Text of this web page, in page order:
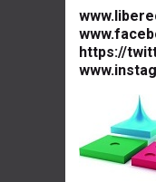
https://